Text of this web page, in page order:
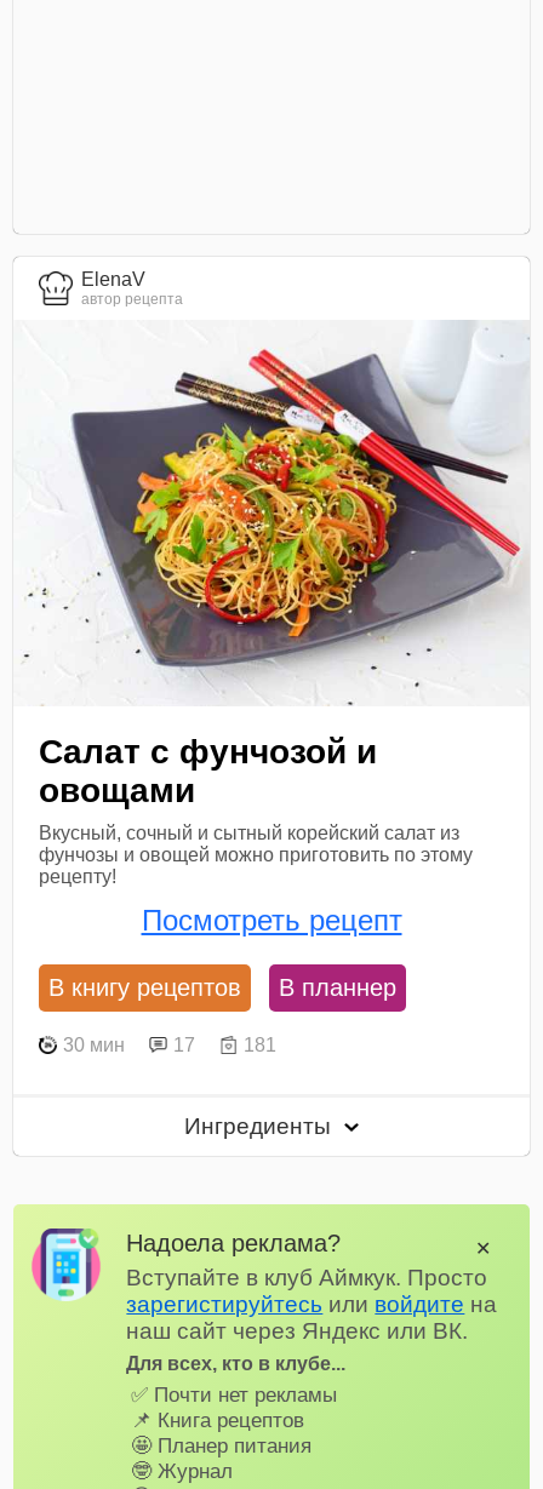
ElenaV
автор рецепта
Салат с фунчозой и
овощами
Вкусный, сочный и сытный корейский салат из
фунчозы и овощей можно приготовить по этому
рецепту!
Посмотреть рецепт
В книгу рецептов В планнер
30 мин 17 181
Ингредиенты
Надоела реклама?
Вступайте в клуб Аймкук. Просто
зарегистируйтесь или войдите на
наш сайт через Яндекс или ВК.
Для всех, кто в клубе...
✅ Почти нет рекламы
📌 Книга рецептов
🤩 Планер питания
🤓 Журнал
✕